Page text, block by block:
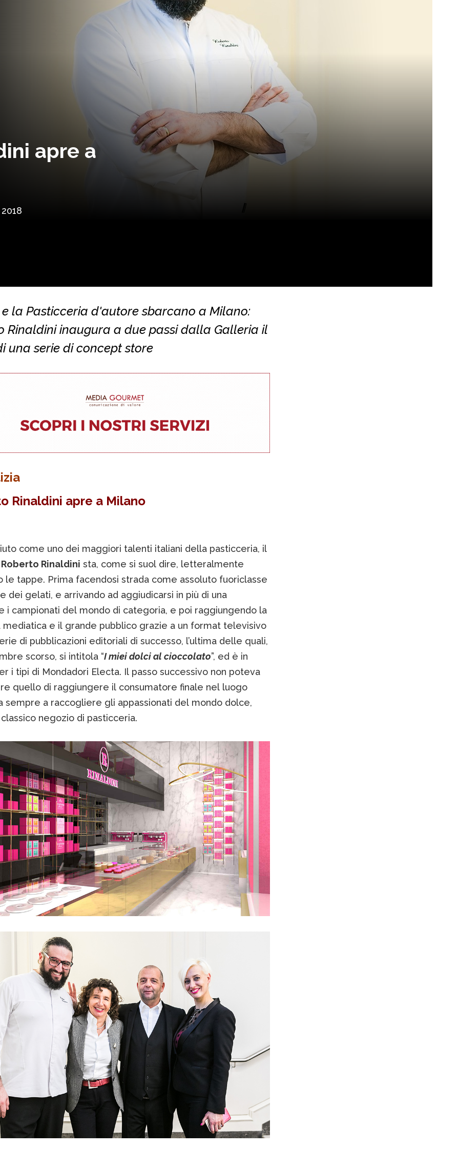
apre a
e la Pasticceria d'autore sbarcano a Milano:
Rinaldini inaugura a due passi dalla Galleria il
una serie di concept store
Rinaldini apre a Milano
come uno dei maggiori talenti italiani della pasticceria, il
Roberto Rinaldini sta, come si suol dire, letteralmente
le tappe. Prima facendosi strada come assoluto fuoriclasse
dei gelati, e arrivando ad aggiudicarsi in più di una
i campionati del mondo di categoria, e poi raggiungendo la
e il grande pubblico grazie a un format televisivo
di pubblicazioni editoriali di successo, l’ultima delle quali,
scorso, si intitola “I miei dolci al cioccolato”, ed è in
i tipi di Mondadori Electa. Il passo successivo non poteva
quello di raggiungere il consumatore finale nel luogo
sempre a raccogliere gli appassionati del mondo dolce,
negozio di pasticceria.